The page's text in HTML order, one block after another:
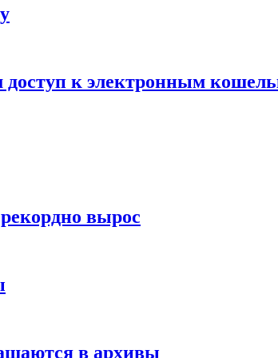
доступ к электронным
вырос
в архивы